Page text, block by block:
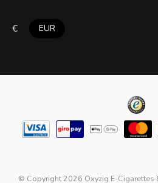
€ EUR
© Copyright 2026 Oxyzig E-Cigarettes